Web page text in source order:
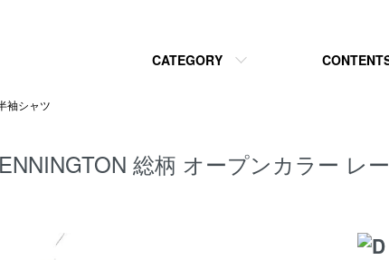
CATEGORY
袖シャツ
総柄 オープンカラー レ